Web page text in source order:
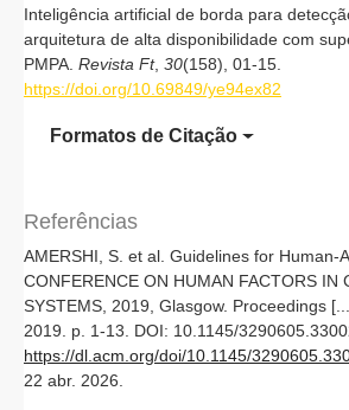
Inteligência artificial de borda para
arquitetura de alta disponibilidade com
PMPA. Revista Ft, 30(158), 01-15.
https://doi.org/10.69849/ye94ex82
Formatos de Citação
Referências
AMERSHI, S. et al. Guidelines for Human-
CONFERENCE ON HUMAN FACTORS IN
SYSTEMS, 2019, Glasgow. Proceedings
2019. p. 1-13. DOI: 10.1145/
https://dl.acm.org/doi/10.1145/
22 abr. 2026.